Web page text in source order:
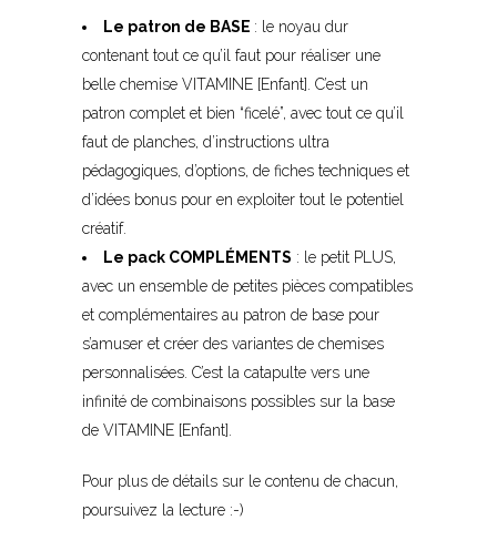
Le patron de BASE : le noyau dur
contenant tout ce qu’il faut pour réaliser une
belle chemise VITAMINE [Enfant]. C’est un
patron complet et bien “ficelé”, avec tout ce qu’il
faut de planches, d’instructions ultra
pédagogiques, d’options, de fiches techniques et
d’idées bonus pour en exploiter tout le potentiel
créatif.
Le pack COMPLÉMENTS : le petit PLUS,
avec un ensemble de petites pièces compatibles
et complémentaires au patron de base pour
s’amuser et créer des variantes de chemises
personnalisées. C’est la catapulte vers une
infinité de combinaisons possibles sur la base
de VITAMINE [Enfant].
Pour plus de détails sur le contenu de chacun,
poursuivez la lecture :-)